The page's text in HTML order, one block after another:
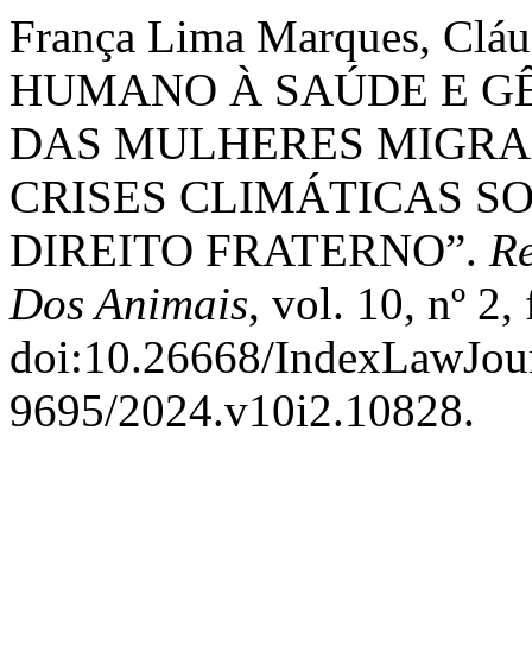
França Lima Marques,
HUMANO À SAÚDE E
DAS MULHERES
CRISES CLIMÁTICAS
DIREITO FRATERNO”.
Dos Animais, vol. 10, nº 2,
doi:10.26668/
9695/2024.v10i2.10828.